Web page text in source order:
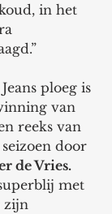
in het
ploeg is
van
reeks van
door
de Vries.
met
zijn